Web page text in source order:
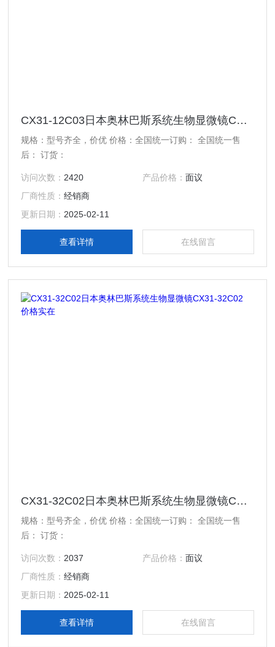
CX31-12C03日本奥林巴斯系统生物显微镜CX31-12C03 价格实在
规格：型号齐全，价优 价格：全国统一订购： 全国统一售
后： 订货：
访问次数： 2420 产品价格： 面议
厂商性质：经销商
更新日期： 2025-02-11
查看详情 在线留言
CX31-32C02日本奥林巴斯系统生物显微镜CX31-32C02 价格实在
规格：型号齐全，价优 价格：全国统一订购： 全国统一售
后： 订货：
访问次数： 2037 产品价格： 面议
厂商性质：经销商
更新日期： 2025-02-11
查看详情 在线留言